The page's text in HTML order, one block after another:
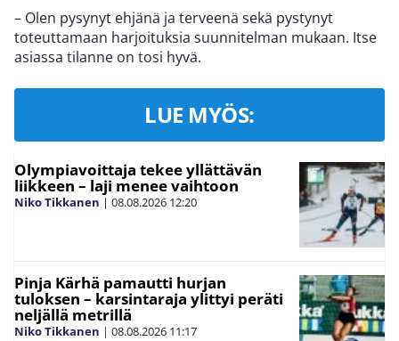
– Olen pysynyt ehjänä ja terveenä sekä pystynyt
toteuttamaan harjoituksia suunnitelman mukaan. Itse
asiassa tilanne on tosi hyvä.
LUE MYÖS:
Olympiavoittaja tekee yllättävän
liikkeen – laji menee vaihtoon
Niko Tikkanen | 08.08.2026 12:20
Pinja Kärhä pamautti hurjan
tuloksen – karsintaraja ylittyi peräti
neljällä metrillä
Niko Tikkanen | 08.08.2026 11:17